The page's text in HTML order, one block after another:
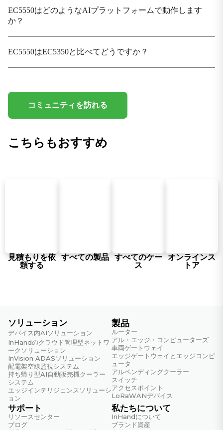
入出力ポート
LEDインジケーター
3.5mmマイクオーディオジャック
シリアルポート
RS-232/RS-485/RS-422ポート×2（DB9）
SIMカードホルダー
標準SIMカード×2枚
電力と消費電力
60W
電源インターフェース
極性反転保護機能付きDC入力
標準値（OSアイドル状態）
10W
機械仕様
筐体と放熱
EC5550はどのようなAIプラットフォームで動作します
か？
EC5550はEC5350と比べてどうですか？
コミュニティを訪れる
こちらもおすすめ
見積もりを依
頼する
すべての製品
すべてのケー
ス
オンラインス
トア
ソリューション
デバイス内AIソリューション
InHandのクラウド管理型ネットワ
ークソリューション
InVision ADASソリューション
配電架空線監視システム
持ち帰り型AI自動販売機クーラー
システム
エッジインテリジェンスソリューシ
ョン
製品
ルーター
アル・エッジ・コンピューターズ
車両ゲートウェイ
エッジゲートウェイとエッジコンピ
ュータ
アルベンディングクーラー
スイッチ
アクセスポイント
LoRaWANデバイス
サポート
リソースセンター
ブログ
私たちについて
InHandについて
ブランド資産